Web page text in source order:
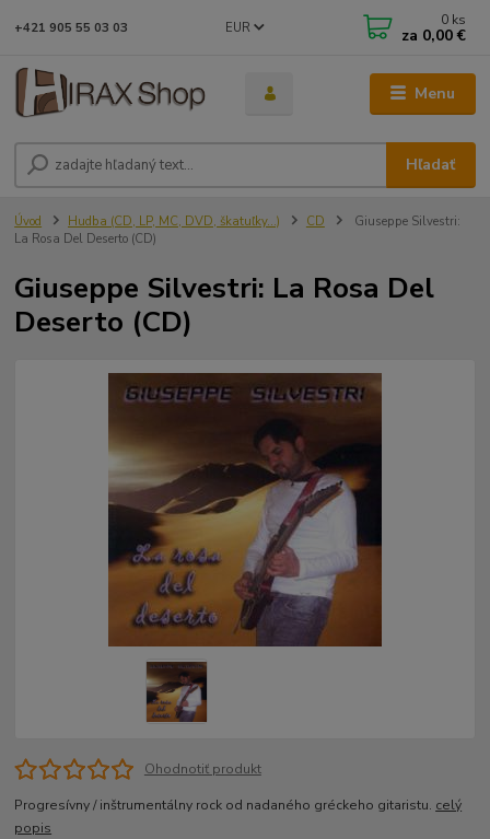
Menu
EUR
Hľadať
+421 905 55 03 03 0 ks
za 0,00 €
Úvod Hudba (CD, LP, MC, DVD, škatuľky...) CD
Giuseppe Silvestri:
La Rosa Del Deserto (CD)
Giuseppe Silvestri: La Rosa Del
Deserto (CD)
Ohodnotiť produkt
Progresívny / inštrumentálny rock od nadaného gréckeho gitaristu. celý
popis